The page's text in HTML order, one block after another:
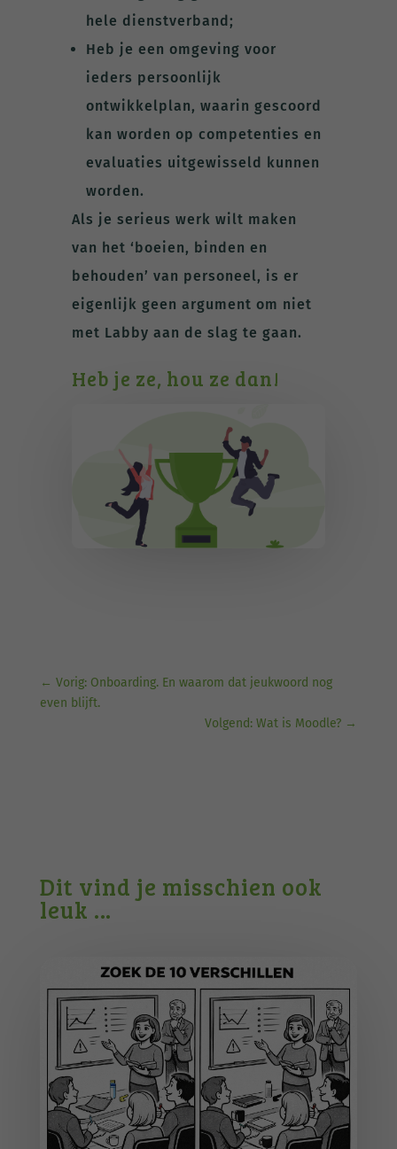
hele dienstverband;
Heb je een omgeving voor
ieders persoonlijk
ontwikkelplan, waarin gescoord
kan worden op competenties en
evaluaties uitgewisseld kunnen
worden.
Als je serieus werk wilt maken
van het ‘boeien, binden en
behouden’ van personeel, is er
eigenlijk geen argument om niet
met Labby aan de slag te gaan.
Heb je ze, hou ze dan!
← Vorig: Onboarding. En waarom dat jeukwoord nog
even blijft.
Volgend: Wat is Moodle? →
Dit vind je misschien ook
leuk …